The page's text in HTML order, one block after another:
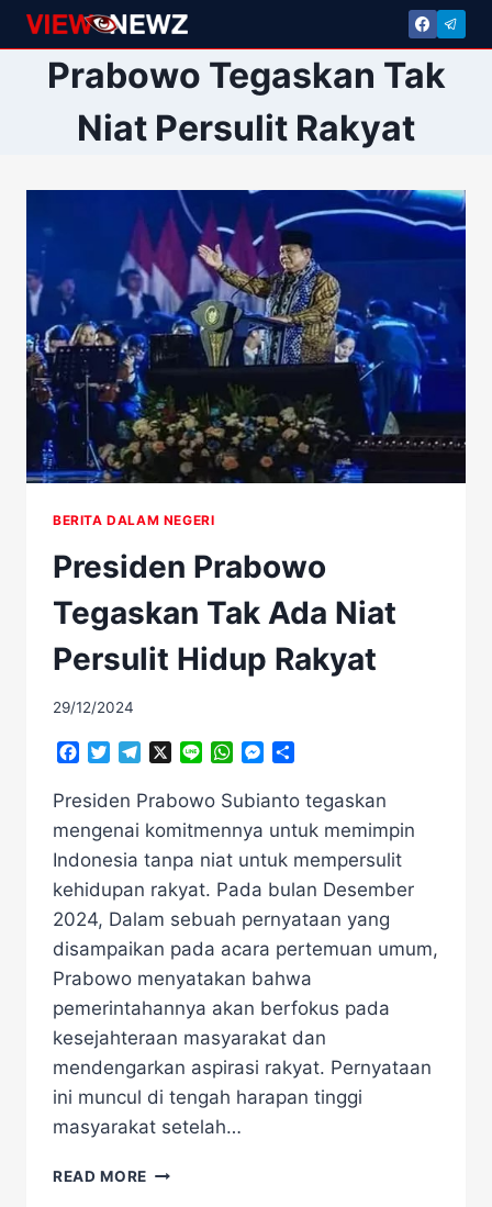
Skip
to
contentPrabowo Tegaskan Tak
Niat Persulit Rakyat
BERITA DALAM NEGERI
Presiden Prabowo
Tegaskan Tak Ada Niat
Persulit Hidup Rakyat
29/12/2024
Facebook
TwitterTelegramLine WhatsAppMessenger
Presiden Prabowo Subianto tegaskan
mengenai komitmennya untuk memimpin
Indonesia tanpa niat untuk mempersulit
kehidupan rakyat. Pada bulan Desember
2024, Dalam sebuah pernyataan yang
disampaikan pada acara pertemuan umum,
Prabowo menyatakan bahwa
pemerintahannya akan berfokus pada
kesejahteraan masyarakat dan
mendengarkan aspirasi rakyat. Pernyataan
ini muncul di tengah harapan tinggi
masyarakat setelah…
READ MORE PRESIDEN